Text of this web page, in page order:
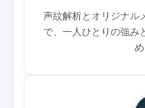
声紋解析とオリジナル
で、一人ひとりの強み
め